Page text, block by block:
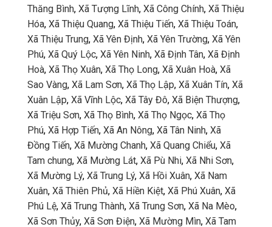
Thăng Bình, Xã Tượng Lĩnh, Xã Công Chính, Xã Thiệu
Hóa, Xã Thiệu Quang, Xã Thiệu Tiến, Xã Thiệu Toán,
Xã Thiệu Trung, Xã Yên Định, Xã Yên Trường, Xã Yên
Phú, Xã Quý Lộc, Xã Yên Ninh, Xã Định Tân, Xã Định
Hoà, Xã Thọ Xuân, Xã Thọ Long, Xã Xuân Hoà, Xã
Sao Vàng, Xã Lam Sơn, Xã Thọ Lập, Xã Xuân Tín, Xã
Xuân Lập, Xã Vĩnh Lộc, Xã Tây Đô, Xã Biện Thượng,
Xã Triệu Sơn, Xã Thọ Bình, Xã Thọ Ngọc, Xã Thọ
Phú, Xã Hợp Tiến, Xã An Nông, Xã Tân Ninh, Xã
Đồng Tiến, Xã Mường Chanh, Xã Quang Chiểu, Xã
Tam chung, Xã Mường Lát, Xã Pù Nhi, Xã Nhi Sơn,
Xã Mường Lý, Xã Trung Lý, Xã Hồi Xuân, Xã Nam
Xuân, Xã Thiên Phủ, Xã Hiền Kiệt, Xã Phú Xuân, Xã
Phú Lệ, Xã Trung Thành, Xã Trung Sơn, Xã Na Mèo,
Xã Sơn Thủy, Xã Sơn Điện, Xã Mường Mìn, Xã Tam